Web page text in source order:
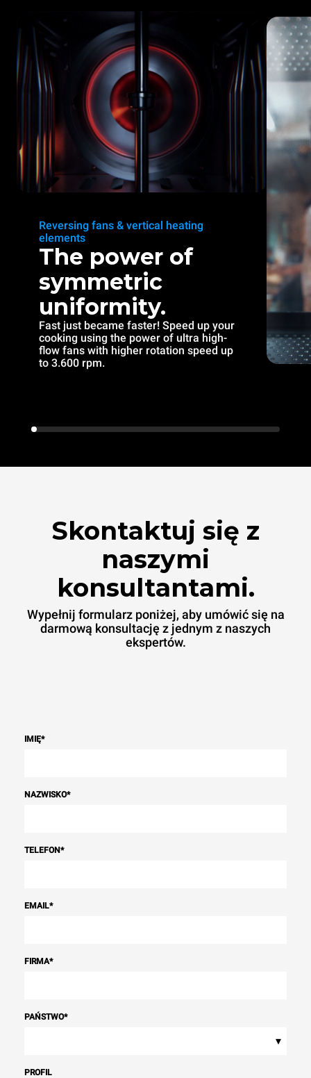
Reversing fans & vertical heating
elements
The power of
symmetric
uniformity.
Fast just became faster! Speed up your
cooking using the power of ultra high-
flow fans with higher rotation speed up
to 3.600 rpm.
Skontaktuj się z
naszymi
konsultantami.
Wypełnij formularz poniżej, aby umówić się na
darmową konsultację z jednym z naszych
ekspertów.
IMIĘ*
NAZWISKO*
TELEFON*
EMAIL*
FIRMA*
PAŃSTWO*
▾
PROFIL